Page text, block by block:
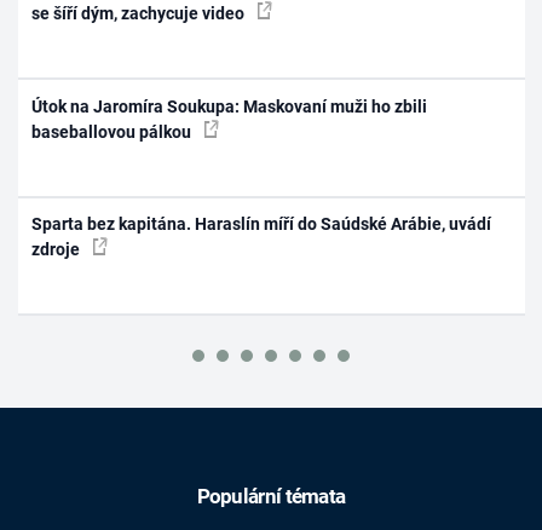
se šíří dým, zachycuje video
Útok na Jaromíra Soukupa: Maskovaní muži ho zbili
baseballovou pálkou
Sparta bez kapitána. Haraslín míří do Saúdské Arábie, uvádí
zdroje
Populární témata